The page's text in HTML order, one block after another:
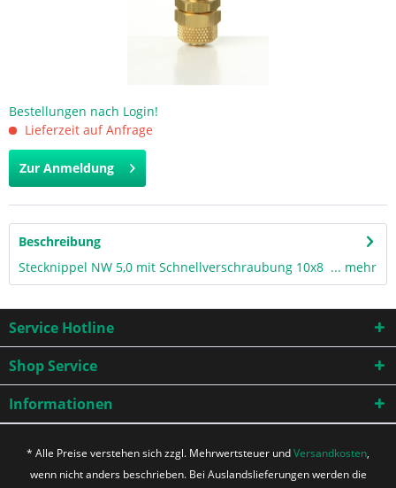
Bestellungen nach Login!
Lieferzeit auf Anfrage
Zur Anmeldung
Beschreibung
Stecknippel NW 5,0 mit Schnellverschraubung 10x8 ... mehr
Service Hotline
Shop Service
Informationen
* Alle Preise verstehen sich zzgl. Mehrwertsteuer undVersandkosten,
wenn nicht anders beschrieben. Bei Auslandslieferungen werden die